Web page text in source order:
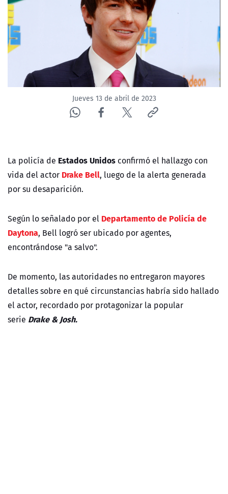
NTV
ACTUALIDAD Y TENDENCIAS
CORPORATIVO Y TRANSPARENCIA
CANAL DE DENUNCIAS
Jueves 13 de abril de 2023
La policía de Estados Unidos confirmó el hallazgo con
vida del actor Drake Bell, luego de la alerta generada
por su desaparición.
Según lo señalado por el Departamento de Policía de
Daytona, Bell logró ser ubicado por agentes,
encontrándose "a salvo".
De momento, las autoridades no entregaron mayores
detalles sobre en qué circunstancias habría sido hallado
el actor, recordado por protagonizar la popular
serie Drake & Josh.